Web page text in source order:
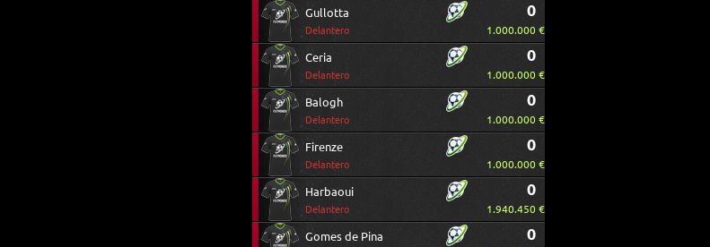
Gullotta
Delantero
0
1.000.000 €
Ceria
Delantero
0
1.000.000 €
Balogh
Delantero
0
1.000.000 €
Firenze
Delantero
0
1.000.000 €
Harbaoui
Delantero
0
1.940.450 €
Gomes de Pina 0